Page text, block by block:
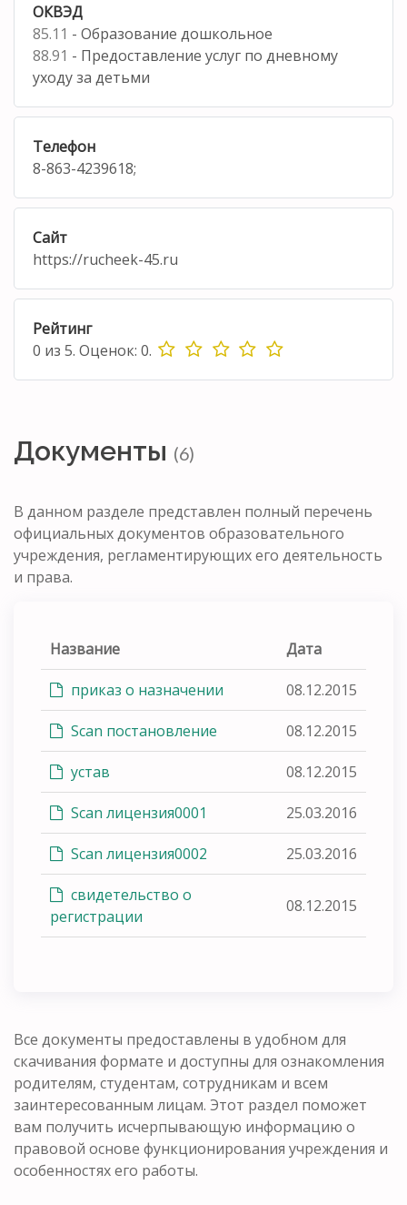
ОКВЭД
85.11 - Образование дошкольное
88.91 - Предоставление услуг по дневному
уходу за детьми
Телефон
8-863-4239618;
Сайт
https://rucheek-45.ru
Рейтинг
0 из 5. Оценок: 0.
Документы (6)
В данном разделе представлен полный перечень
официальных документов образовательного
учреждения, регламентирующих его деятельность
и права.
Название Дата
приказ о назначении 08.12.2015
Scan постановление 08.12.2015
устав 08.12.2015
Scan лицензия0001 25.03.2016
Scan лицензия0002 25.03.2016
свидетельство о
регистрации
08.12.2015
Все документы предоставлены в удобном для
скачивания формате и доступны для ознакомления
родителям, студентам, сотрудникам и всем
заинтересованным лицам. Этот раздел поможет
вам получить исчерпывающую информацию о
правовой основе функционирования учреждения и
особенностях его работы.